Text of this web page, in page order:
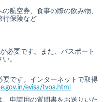
航空券、食事の際の飲み物、
行保険など
必要です。また、パスポート
い。
です。インターネットで取得
evisa/tvoa.html
申請用の質問書をお送りいた